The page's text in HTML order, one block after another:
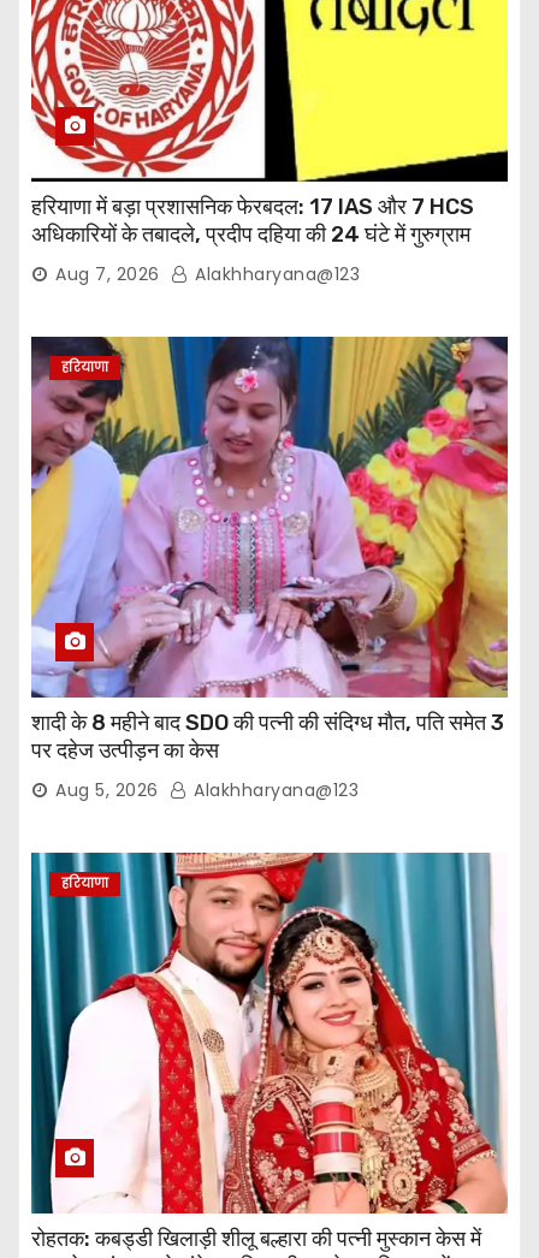
हरियाणा में बड़ा प्रशासनिक फेरबदल: 17 IAS और 7 HCS
अधिकारियों के तबादले, प्रदीप दहिया की 24 घंटे में गुरुग्राम
वापसीAug 7, 2026 Alakhharyana@123
हरियाणा
शादी के 8 महीने बाद SDO की पत्नी की संदिग्ध मौत, पति समेत 3
पर दहेज उत्पीड़न का केस
Aug 5, 2026 Alakhharyana@123
हरियाणा
रोहतक: कबड्डी खिलाड़ी शीलू बल्हारा की पत्नी मुस्कान केस में